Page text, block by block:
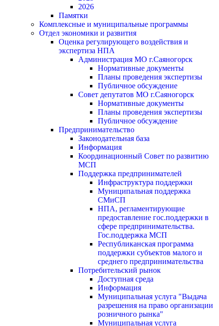
2026
Памятки
Комплексные и муниципальные программы
Отдел экономики и развития
Оценка регулирующего воздействия и
экспертиза НПА
Администрация МО г.Саяногорск
Нормативные документы
Планы проведения экспертизы
Публичное обсуждение
Совет депутатов МО г.Саяногорск
Нормативные документы
Планы проведения экспертизы
Публичное обсуждение
Предпринимательство
Законодательная база
Информация
Координационный Совет по развитию
МСП
Поддержка предпринимателей
Инфраструктура поддержки
Муниципальная поддержка
СМиСП
НПА, регламентирующие
предоставление гос.поддержки в
сфере предпринимательства.
Гос.поддержка МСП
Республиканская программа
поддержки субъектов малого и
среднего предпринимательства
Потребительский рынок
Доступная среда
Информация
Муниципальная услуга "Выдача
разрешения на право организации
розничного рынка"
Муниципальная услуга